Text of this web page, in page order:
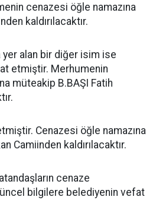
cenazesi öğle namazına
kaldırılacaktır.
yer alan bir diğer isim ise
etmiştir. Merhumenin
müteakip B.BAŞI Fatih
Cenazesi öğle namazına
Camiinden kaldırılacaktır.
cenaze
bilgilere belediyenin vefat